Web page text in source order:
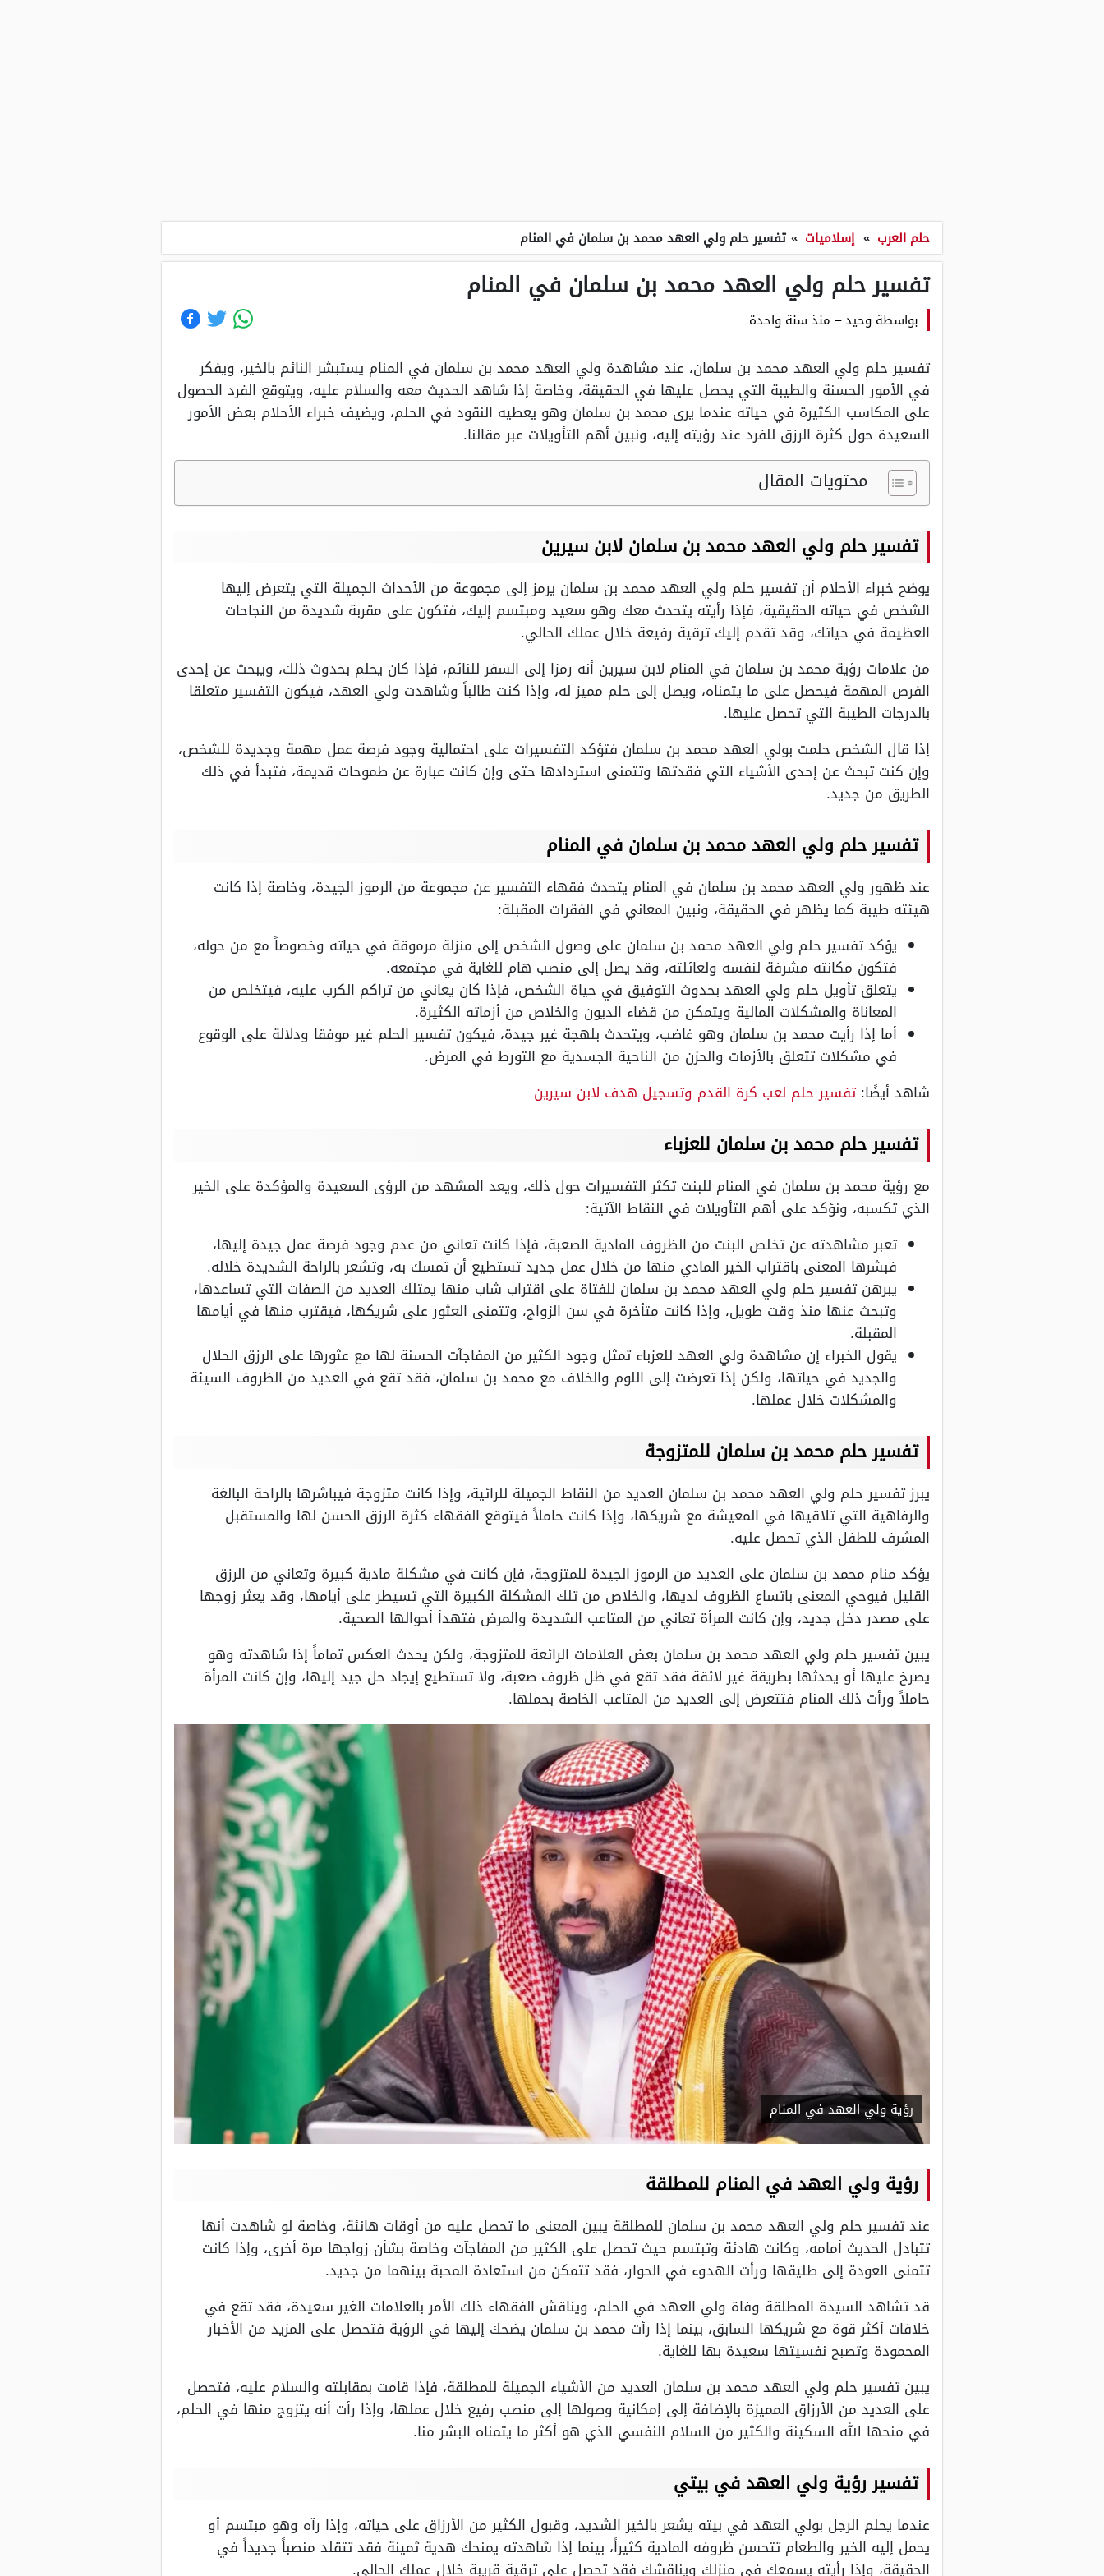
حلم العرب » إسلاميات » تفسير حلم ولي العهد محمد بن سلمان في المنام
تفسير حلم ولي العهد محمد بن سلمان في المنام
بواسطة وحيد– منذ سنة واحدة
تفسير حلم ولي العهد محمد بن سلمان، عند مشاهدة ولي العهد محمد بن سلمان في المنام يستبشر النائم بالخير، ويفكر
في الأمور الحسنة والطيبة التي يحصل عليها في الحقيقة، وخاصة إذا شاهد الحديث معه والسلام عليه، ويتوقع الفرد الحصول
على المكاسب الكثيرة في حياته عندما يرى محمد بن سلمان وهو يعطيه النقود في الحلم، ويضيف خبراء الأحلام بعض الأمور
السعيدة حول كثرة الرزق للفرد عند رؤيته إليه، ونبين أهم التأويلات عبر مقالنا.
محتويات المقال
تفسير حلم ولي العهد محمد بن سلمان لابن سيرين
يوضح خبراء الأحلام أن تفسير حلم ولي العهد محمد بن سلمان يرمز إلى مجموعة من الأحداث الجميلة التي يتعرض إليها
الشخص في حياته الحقيقية، فإذا رأيته يتحدث معك وهو سعيد ومبتسم إليك، فتكون على مقربة شديدة من النجاحات
العظيمة في حياتك، وقد تقدم إليك ترقية رفيعة خلال عملك الحالي.
من علامات رؤية محمد بن سلمان في المنام لابن سيرين أنه رمزا إلى السفر للنائم، فإذا كان يحلم بحدوث ذلك، ويبحث عن إحدى
الفرص المهمة فيحصل على ما يتمناه، ويصل إلى حلم مميز له، وإذا كنت طالباً وشاهدت ولي العهد، فيكون التفسير متعلقا
بالدرجات الطيبة التي تحصل عليها.
إذا قال الشخص حلمت بولي العهد محمد بن سلمان فتؤكد التفسيرات على احتمالية وجود فرصة عمل مهمة وجديدة للشخص،
وإن كنت تبحث عن إحدى الأشياء التي فقدتها وتتمنى استردادها حتى وإن كانت عبارة عن طموحات قديمة، فتبدأ في ذلك
الطريق من جديد.
تفسير حلم ولي العهد محمد بن سلمان في المنام
عند ظهور ولي العهد محمد بن سلمان في المنام يتحدث فقهاء التفسير عن مجموعة من الرموز الجيدة، وخاصة إذا كانت
هيئته طيبة كما يظهر في الحقيقة، ونبين المعاني في الفقرات المقبلة:
يؤكد تفسير حلم ولي العهد محمد بن سلمان على وصول الشخص إلى منزلة مرموقة في حياته وخصوصاً مع من حوله،
فتكون مكانته مشرفة لنفسه ولعائلته، وقد يصل إلى منصب هام للغاية في مجتمعه.
يتعلق تأويل حلم ولي العهد بحدوث التوفيق في حياة الشخص، فإذا كان يعاني من تراكم الكرب عليه، فيتخلص من
المعاناة والمشكلات المالية ويتمكن من قضاء الديون والخلاص من أزماته الكثيرة.
أما إذا رأيت محمد بن سلمان وهو غاضب، ويتحدث بلهجة غير جيدة، فيكون تفسير الحلم غير موفقا ودلالة على الوقوع
في مشكلات تتعلق بالأزمات والحزن من الناحية الجسدية مع التورط في المرض.
شاهد أيضًا:تفسير حلم لعب كرة القدم وتسجيل هدف لابن سيرين
تفسير حلم محمد بن سلمان للعزباء
مع رؤية محمد بن سلمان في المنام للبنت تكثر التفسيرات حول ذلك، ويعد المشهد من الرؤى السعيدة والمؤكدة على الخير
الذي تكسبه، ونؤكد على أهم التأويلات في النقاط الآتية:
تعبر مشاهدته عن تخلص البنت من الظروف المادية الصعبة، فإذا كانت تعاني من عدم وجود فرصة عمل جيدة إليها،
فبشرها المعنى باقتراب الخير المادي منها من خلال عمل جديد تستطيع أن تمسك به، وتشعر بالراحة الشديدة خلاله.
يبرهن تفسير حلم ولي العهد محمد بن سلمان للفتاة على اقتراب شاب منها يمتلك العديد من الصفات التي تساعدها،
وتبحث عنها منذ وقت طويل، وإذا كانت متأخرة في سن الزواج، وتتمنى العثور على شريكها، فيقترب منها في أيامها
المقبلة.
يقول الخبراء إن مشاهدة ولي العهد للعزباء تمثل وجود الكثير من المفاجآت الحسنة لها مع عثورها على الرزق الحلال
والجديد في حياتها، ولكن إذا تعرضت إلى اللوم والخلاف مع محمد بن سلمان، فقد تقع في العديد من الظروف السيئة
والمشكلات خلال عملها.
تفسير حلم محمد بن سلمان للمتزوجة
يبرز تفسير حلم ولي العهد محمد بن سلمان العديد من النقاط الجميلة للرائية، وإذا كانت متزوجة فيباشرها بالراحة البالغة
والرفاهية التي تلاقيها في المعيشة مع شريكها، وإذا كانت حاملاً فيتوقع الفقهاء كثرة الرزق الحسن لها والمستقبل
المشرف للطفل الذي تحصل عليه.
يؤكد منام محمد بن سلمان على العديد من الرموز الجيدة للمتزوجة، فإن كانت في مشكلة مادية كبيرة وتعاني من الرزق
القليل فيوحي المعنى باتساع الظروف لديها، والخلاص من تلك المشكلة الكبيرة التي تسيطر على أيامها، وقد يعثر زوجها
على مصدر دخل جديد، وإن كانت المرأة تعاني من المتاعب الشديدة والمرض فتهدأ أحوالها الصحية.
يبين تفسير حلم ولي العهد محمد بن سلمان بعض العلامات الرائعة للمتزوجة، ولكن يحدث العكس تماماً إذا شاهدته وهو
يصرخ عليها أو يحدثها بطريقة غير لائقة فقد تقع في ظل ظروف صعبة، ولا تستطيع إيجاد حل جيد إليها، وإن كانت المرأة
حاملاً ورأت ذلك المنام فتتعرض إلى العديد من المتاعب الخاصة بحملها.
رؤية ولي العهد في المنام
رؤية ولي العهد في المنام للمطلقة
عند تفسير حلم ولي العهد محمد بن سلمان للمطلقة يبين المعنى ما تحصل عليه من أوقات هانئة، وخاصة لو شاهدت أنها
تتبادل الحديث أمامه، وكانت هادئة وتبتسم حيث تحصل على الكثير من المفاجآت وخاصة بشأن زواجها مرة أخرى، وإذا كانت
تتمنى العودة إلى طليقها ورأت الهدوء في الحوار، فقد تتمكن من استعادة المحبة بينهما من جديد.
قد تشاهد السيدة المطلقة وفاة ولي العهد في الحلم، ويناقش الفقهاء ذلك الأمر بالعلامات الغير سعيدة، فقد تقع في
خلافات أكثر قوة مع شريكها السابق، بينما إذا رأت محمد بن سلمان يضحك إليها في الرؤية فتحصل على المزيد من الأخبار
المحمودة وتصبح نفسيتها سعيدة بها للغاية.
يبين تفسير حلم ولي العهد محمد بن سلمان العديد من الأشياء الجميلة للمطلقة، فإذا قامت بمقابلته والسلام عليه، فتحصل
على العديد من الأرزاق المميزة بالإضافة إلى إمكانية وصولها إلى منصب رفيع خلال عملها، وإذا رأت أنه يتزوج منها في الحلم،
في منحها الله السكينة والكثير من السلام النفسي الذي هو أكثر ما يتمناه البشر منا.
تفسير رؤية ولي العهد في بيتي
عندما يحلم الرجل بولي العهد في بيته يشعر بالخير الشديد، وقبول الكثير من الأرزاق على حياته، وإذا رآه وهو مبتسم أو
يحمل إليه الخير والطعام تتحسن ظروفه المادية كثيراً، بينما إذا شاهدته يمنحك هدية ثمينة فقد تتقلد منصباً جديداً في
الحقيقة، وإذا رأيته يسمعك في منزلك ويناقشك فقد تحصل على ترقية قريبة خلال عملك الحالي.